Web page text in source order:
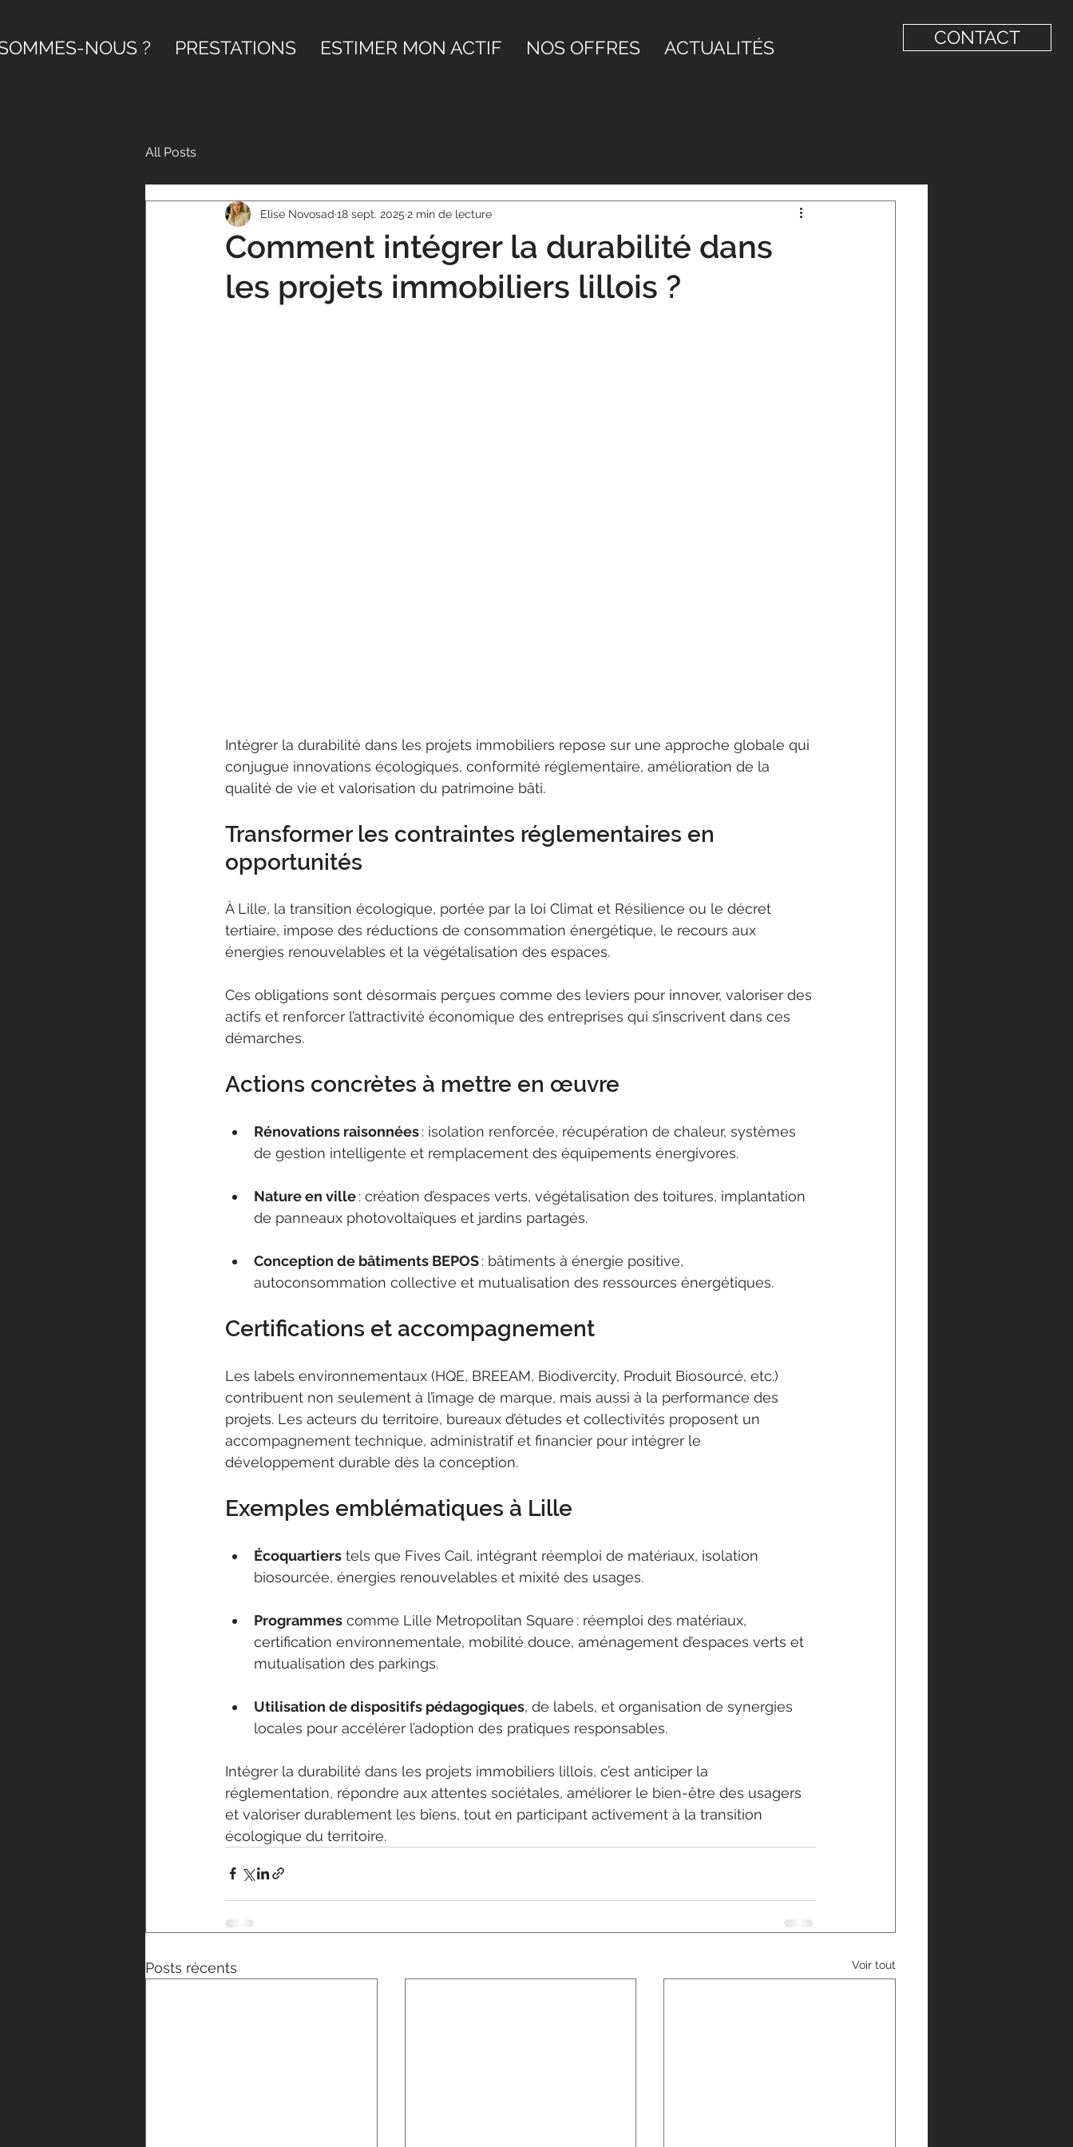
NOUS ? PRESTATIONS ESTIMER MON ACTIF NOS OFFRES ACTUALITÉS CONTACT
All Posts
Comment intégrer la durabilité dans
les projets immobiliers lillois ?
Elise Novosad 18 sept. 2025 2 min de lecture
Intégrer la durabilité dans les projets immobiliers repose sur une approche globale qui
conjugue innovations écologiques, conformité réglementaire, amélioration de la
qualité de vie et valorisation du patrimoine bâti.
Transformer les contraintes réglementaires en
opportunités
À Lille, la transition écologique, portée par la loi Climat et Résilience ou le décret
tertiaire, impose des réductions de consommation énergétique, le recours aux
énergies renouvelables et la végétalisation des espaces.
Ces obligations sont désormais perçues comme des leviers pour innover, valoriser des
actifs et renforcer l’attractivité économique des entreprises qui s’inscrivent dans ces
démarches.
Actions concrètes à mettre en œuvre
Rénovations raisonnées : isolation renforcée, récupération de chaleur, systèmes
de gestion intelligente et remplacement des équipements énergivores.
Nature en ville : création d’espaces verts, végétalisation des toitures, implantation
de panneaux photovoltaïques et jardins partagés.
Conception de bâtiments BEPOS : bâtiments à énergie positive,
autoconsommation collective et mutualisation des ressources énergétiques.
Certifications et accompagnement
Les labels environnementaux (HQE, BREEAM, Biodivercity, Produit Biosourcé, etc.)
contribuent non seulement à l’image de marque, mais aussi à la performance des
projets. Les acteurs du territoire, bureaux d’études et collectivités proposent un
accompagnement technique, administratif et financier pour intégrer le
développement durable dès la conception.
Exemples emblématiques à Lille
Écoquartiers tels que Fives Cail, intégrant réemploi de matériaux, isolation
biosourcée, énergies renouvelables et mixité des usages.
Programmes comme Lille Metropolitan Square : réemploi des matériaux,
certification environnementale, mobilité douce, aménagement d’espaces verts et
mutualisation des parkings.
Utilisation de dispositifs pédagogiques, de labels, et organisation de synergies
locales pour accélérer l’adoption des pratiques responsables.
Intégrer la durabilité dans les projets immobiliers lillois, c’est anticiper la
réglementation, répondre aux attentes sociétales, améliorer le bien-être des usagers
et valoriser durablement les biens, tout en participant activement à la transition
écologique du territoire.
Posts récents Voir tout